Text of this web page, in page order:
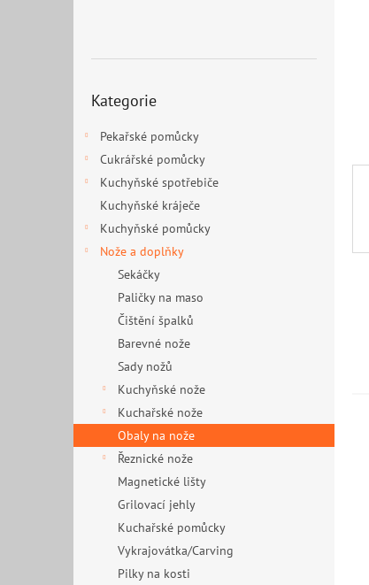
kategorie
Kategorie
Pekařské pomůcky
Cukrářské pomůcky
Kuchyňské spotřebiče
Kuchyňské kráječe
Kuchyňské pomůcky
Nože a doplňky
Sekáčky
Paličky na maso
Čištění špalků
Barevné nože
Sady nožů
Kuchyňské nože
Kuchařské nože
Obaly na nože
Řeznické nože
Magnetické lišty
Grilovací jehly
Kuchařské pomůcky
Vykrajovátka/Carving
Pilky na kosti